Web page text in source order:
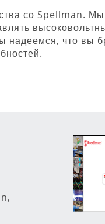
со Spellman.
надеемся, что вы